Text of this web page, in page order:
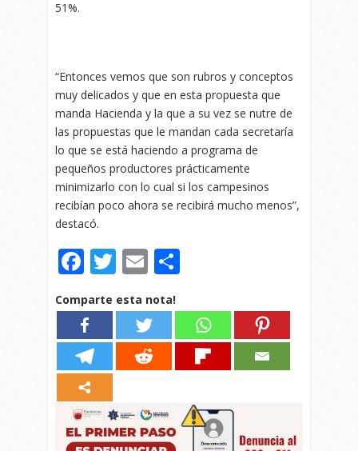
51%.
“Entonces vemos que son rubros y conceptos
muy delicados y que en esta propuesta que
manda Hacienda y la que a su vez se nutre de
las propuestas que le mandan cada secretaría
lo que se está haciendo a programa de
pequeños productores prácticamente
minimizarlo con lo cual si los campesinos
recibían poco ahora se recibirá mucho menos”,
destacó.
Facebook
Twitter
Email
Comparte esta nota!